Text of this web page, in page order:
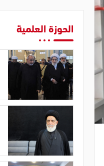
الحوزة العلمية